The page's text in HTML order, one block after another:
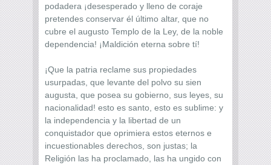
podadera ¡desesperado y lleno de coraje
pretendes conservar él último altar, que no
cubre el augusto Templo de la Ley, de la noble
dependencia! ¡Maldición eterna sobre tí!
¡Que la patria reclame sus propiedades
usurpadas, que levante del polvo su sien
augusta, que posea su gobierno, sus leyes, su
nacionalidad! esto es santo, esto es sublime: y
la independencia y la libertad de un
conquistador que oprimiera estos eternos e
incuestionables derechos, son justas; la
Religión las ha proclamado, las ha ungido con